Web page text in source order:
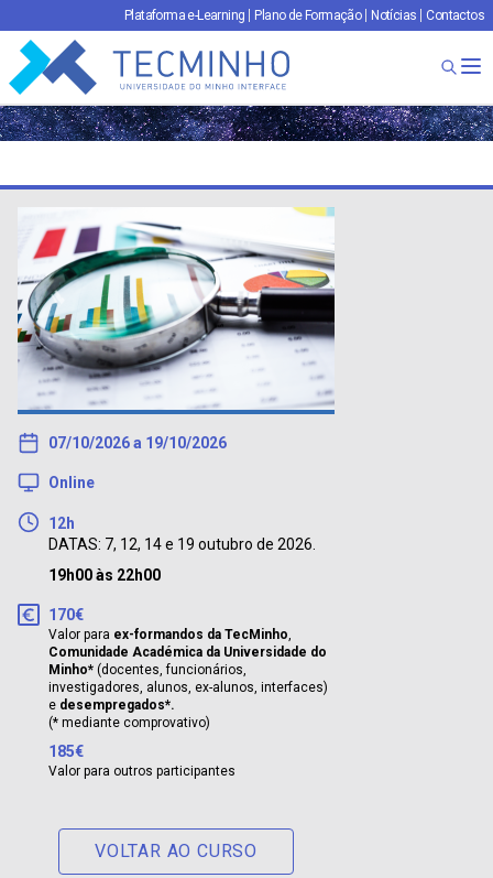
Plataforma e-Learning Plano de Formação Notícias Contactos
TECMINHO
07/10/2026 a 19/10/2026
Online
12h
DATAS: 7, 12, 14 e 19 outubro de 2026.
19h00 às 22h00
170€
Valor para ex-formandos da TecMinho,
Comunidade Académica da Universidade do
Minho* (docentes, funcionários,
investigadores, alunos, ex-alunos, interfaces)
e desempregados*.
(* mediante comprovativo)
185€
Valor para outros participantes
VOLTAR AO CURSO